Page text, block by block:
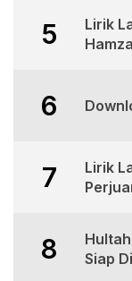
5
Lirik
6
7
Lirik
8
Siap